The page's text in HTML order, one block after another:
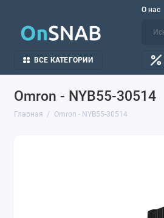
О нас
ВСЕ КАТЕГОРИИ
Omron - NYB55-30514
Главная Omron - NYB55-30514